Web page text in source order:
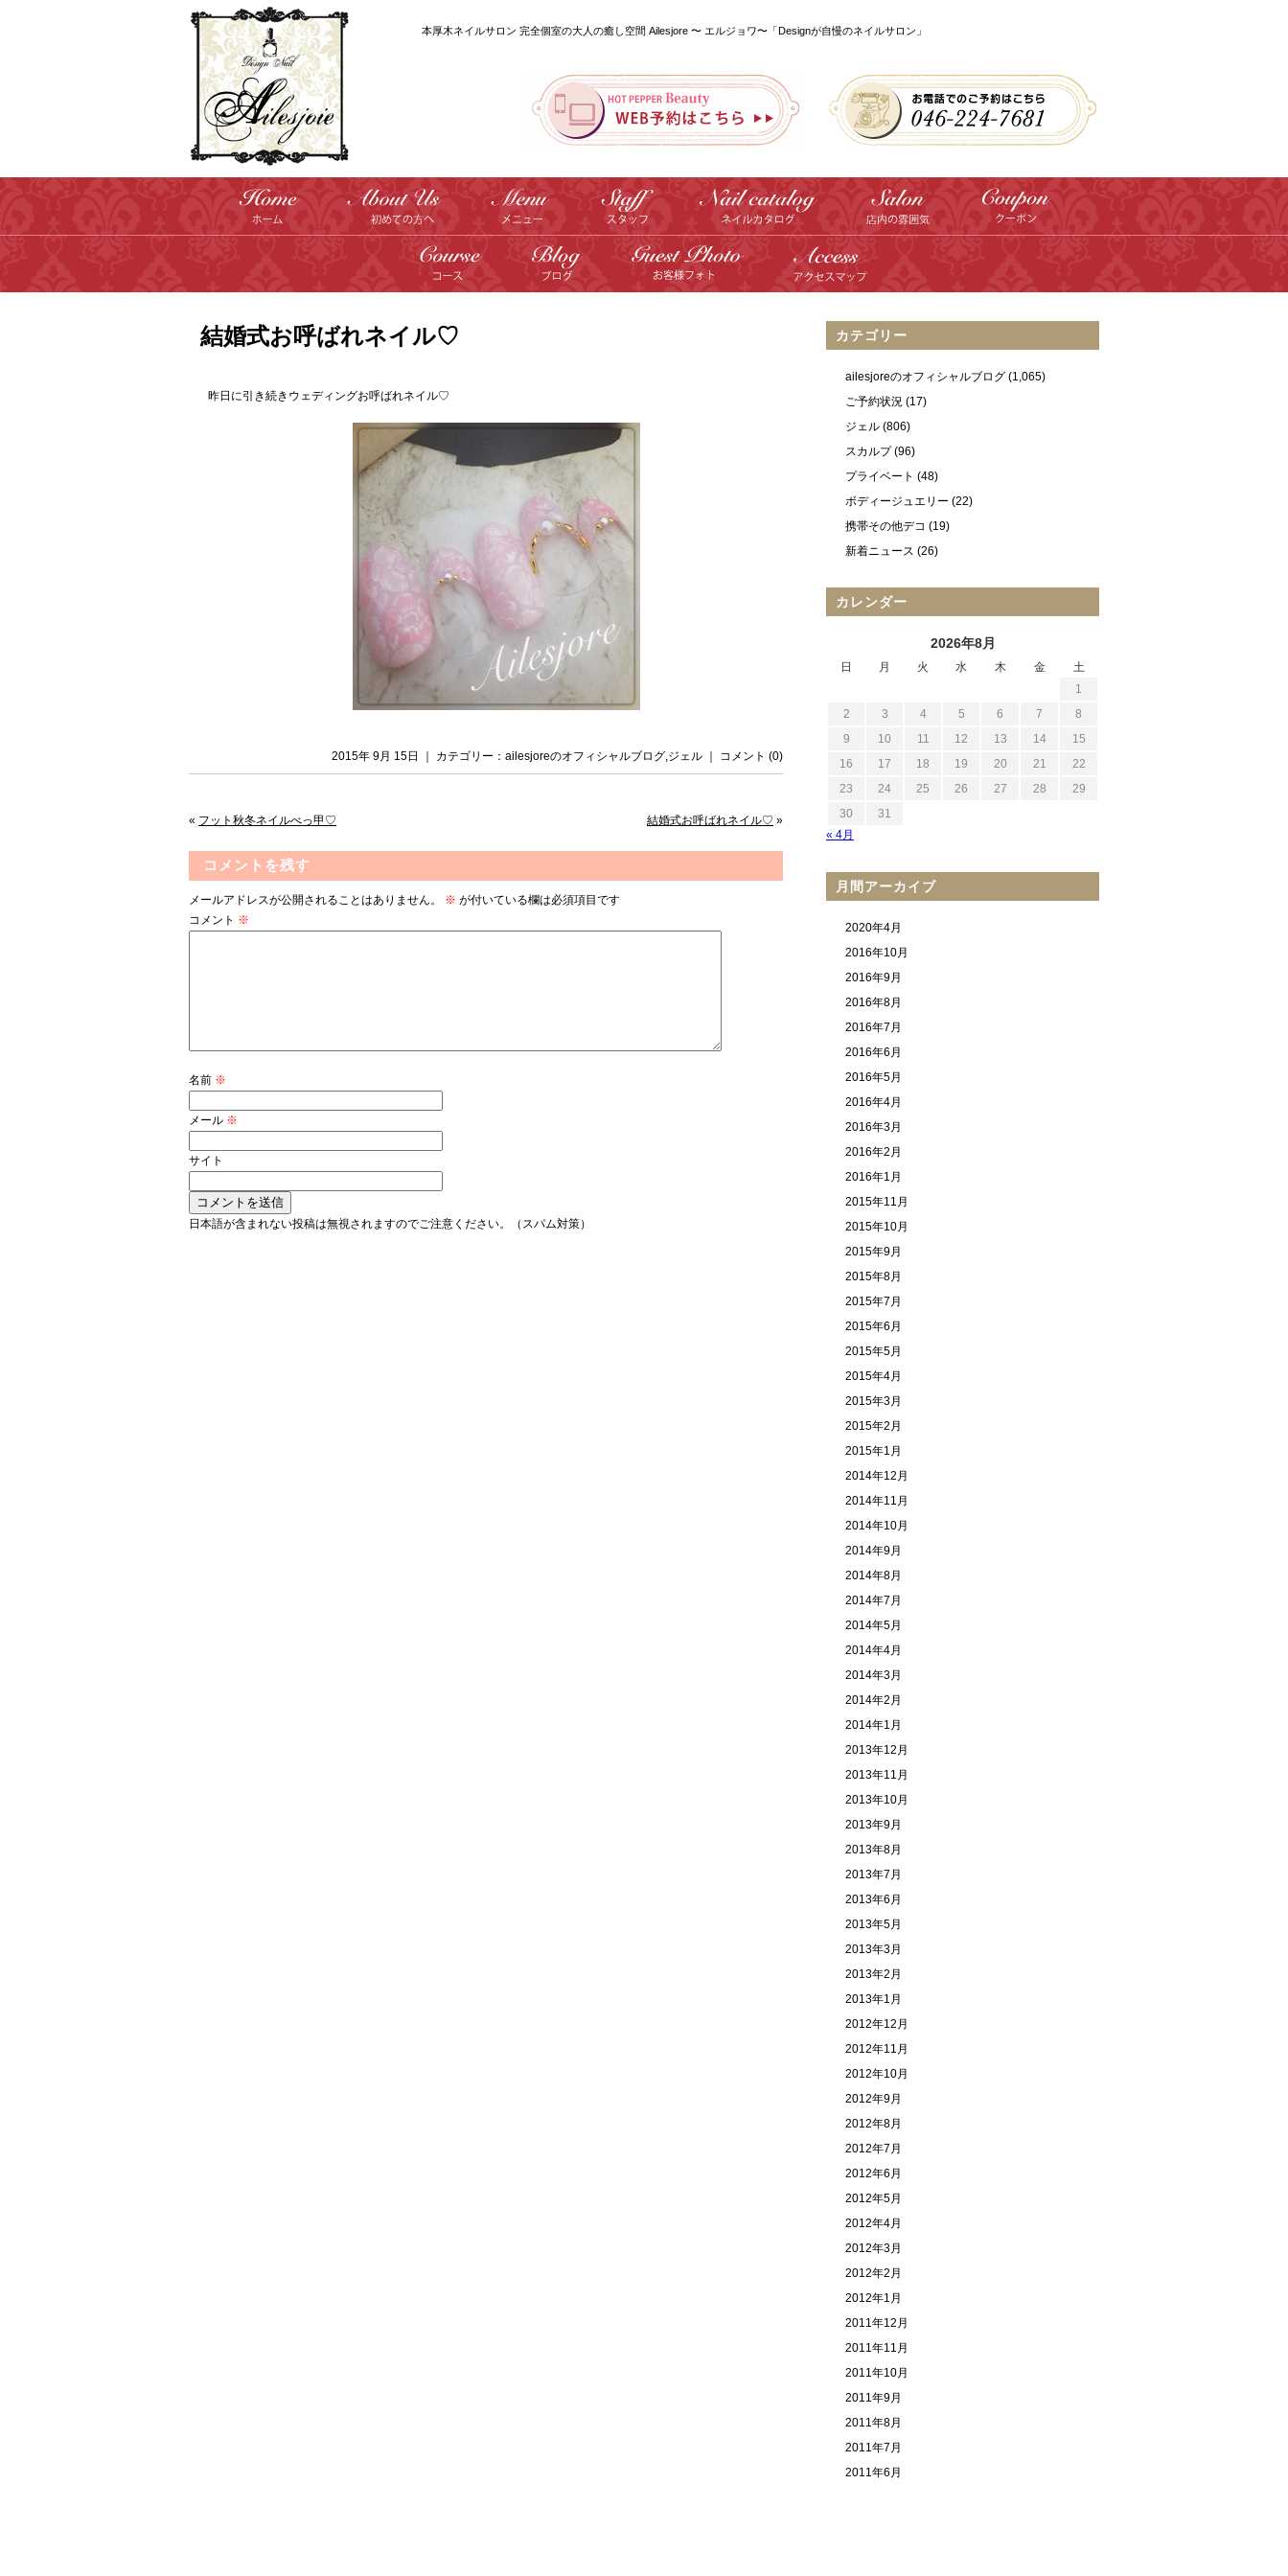
本厚木ネイルサロン 完全個室の大人の癒し空間 Ailesjore 〜 エルジョワ〜「Designが自慢のネイルサロン」
結婚式お呼ばれネイル♡
昨日に引き続きウェディングお呼ばれネイル♡
2015年 9月 15日 ｜ カテゴリー： ailesjoreのオフィシャルブログ,ジェル コメント (0)
« フット秋冬ネイルべっ甲♡ 結婚式お呼ばれネイル♡ »
コメントを残す
メールアドレスが公開されることはありません。 ※ が付いている欄は必須項目です
コメント ※
名前 ※
メール ※
サイト
日本語が含まれない投稿は無視されますのでご注意ください。（スパム対策）
カテゴリー
ailesjoreのオフィシャルブログ (1,065)
ご予約状況 (17)
ジェル (806)
スカルプ(96)
プライベート (48)
ボディージュエリー (22)
携帯その他デコ (19)
新着ニュース (26)
カレンダー
2026年8月
日 月 火 水 木 金
土
1
2
3 4 5 6 7
8
9
10 11 12 13 14
15
16
17 18 19 20 21
22
23
24 25 26 27 28
29
30
31
« 4月
月間アーカイブ
2020年4月
2016年10月
2016年9月
2016年8月
2016年7月
2016年6月
2016年5月
2016年4月
2016年3月
2016年2月
2016年1月
2015年11月
2015年10月
2015年9月
2015年8月
2015年7月
2015年6月
2015年5月
2015年4月
2015年3月
2015年2月
2015年1月
2014年12月
2014年11月
2014年10月
2014年9月
2014年8月
2014年7月
2014年5月
2014年4月
2014年3月
2014年2月
2014年1月
2013年12月
2013年11月
2013年10月
2013年9月
2013年8月
2013年7月
2013年6月
2013年5月
2013年3月
2013年2月
2013年1月
2012年12月
2012年11月
2012年10月
2012年9月
2012年8月
2012年7月
2012年6月
2012年5月
2012年4月
2012年3月
2012年2月
2012年1月
2011年12月
2011年11月
2011年10月
2011年9月
2011年8月
2011年7月
2011年6月